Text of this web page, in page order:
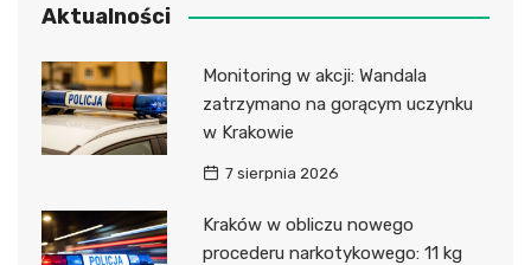
Aktualności
Monitoring w akcji: Wandala
zatrzymano na gorącym uczynku
w Krakowie
7 sierpnia 2026
Kraków w obliczu nowego
procederu narkotykowego: 11 kg